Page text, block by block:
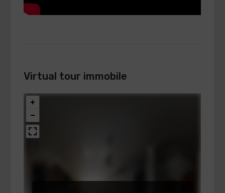
Virtual tour immobile